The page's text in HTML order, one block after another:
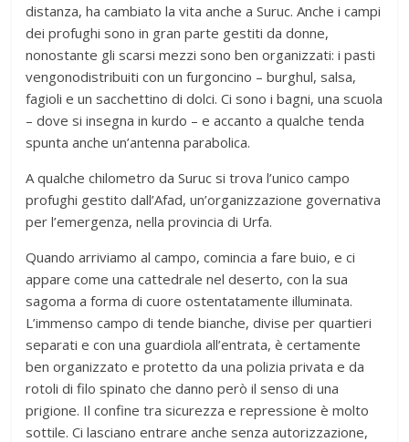
distanza, ha cambiato la vita anche a Suruc. Anche i campi
dei profughi sono in gran parte gestiti da donne,
nonostante gli scarsi mezzi sono ben organizzati: i pasti
vengonodistribuiti con un furgoncino – burghul, salsa,
fagioli e un sacchettino di dolci. Ci sono i bagni, una scuola
– dove si insegna in kurdo – e accanto a qualche tenda
spunta anche un’antenna parabolica.
A qualche chilometro da Suruc si trova l’unico campo
profughi gestito dall’Afad, un’organizzazione governativa
per l’emergenza, nella provincia di Urfa.
Quando arriviamo al campo, comincia a fare buio, e ci
appare come una cattedrale nel deserto, con la sua
sagoma a forma di cuore ostentatamente illuminata.
L’immenso campo di tende bianche, divise per quartieri
separati e con una guardiola all’entrata, è certamente
ben organizzato e protetto da una polizia privata e da
rotoli di filo spinato che danno però il senso di una
prigione. Il confine tra sicurezza e repressione è molto
sottile. Ci lasciano entrare anche senza autorizzazione,